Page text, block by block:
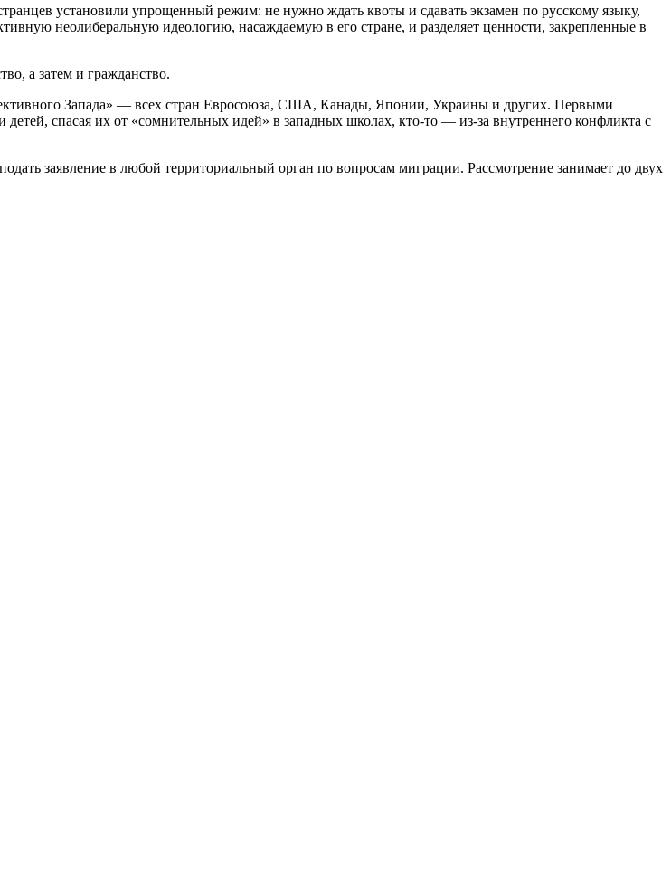
установили упрощенный режим: не нужно ждать квоты и сдавать экзамен по русскому языку,
неолиберальную идеологию, насаждаемую в его стране, и разделяет ценности, закрепленные в
а затем и гражданство.
Запада» — всех стран Евросоюза, США, Канады, Японии, Украины и других. Первыми
спасая их от «сомнительных идей» в западных школах, кто-то — из-за внутреннего конфликта с
заявление в любой территориальный орган по вопросам миграции. Рассмотрение занимает до двух